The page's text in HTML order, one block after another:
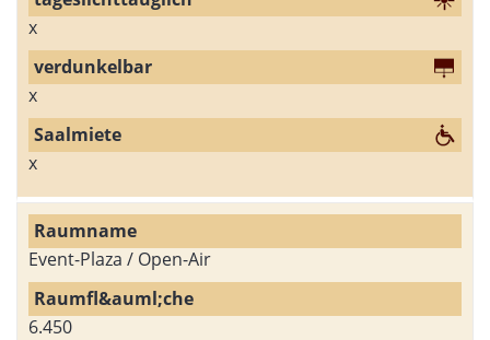
x
x
x
Event-Plaza / Open-Air
6.450